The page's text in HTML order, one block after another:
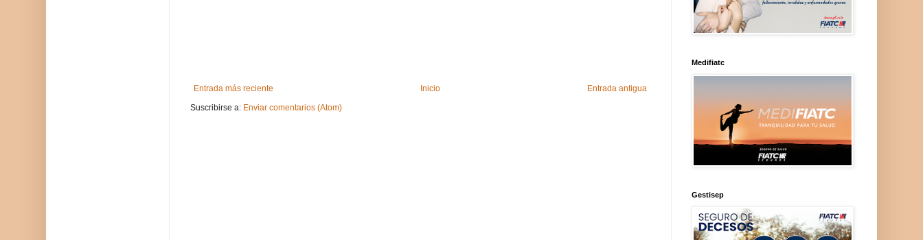
Entrada más reciente Entrada antigua
Inicio
Suscribirse a: Enviar comentarios (Atom)
Medifiatc
Gestisep